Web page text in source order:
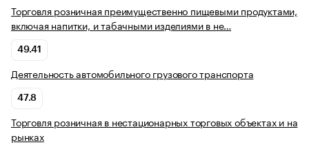
Торговля розничная преимущественно пищевыми продуктами,
включая напитки, и табачными изделиями в не…
49.41
Деятельность автомобильного грузового транспорта
47.8
Торговля розничная в нестационарных торговых объектах и на
рынках